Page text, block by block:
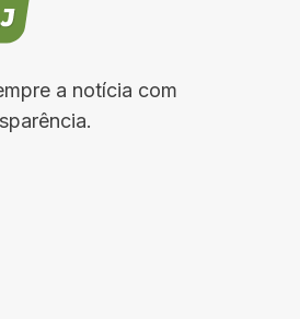
a notícia com